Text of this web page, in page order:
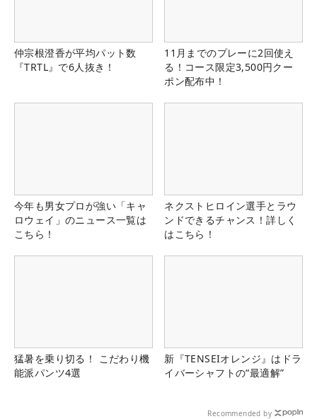
仲宗根澄香が平均パット数
『TRTL』で6人抜き！
11月までのプレーに2回使え
る！コース限定3,500円クー
ポン配布中！
今年も男女プロが強い「キャ
ロウェイ」のニュース一覧は
こちら！
ネクストヒロイン選手とラウ
ンドできるチャンス！詳しく
はこちら！
猛暑を乗り切る！ こだわり機
能派パンツ4選
新『TENSEIオレンジ』はドラ
イバーシャフトの“最適解”
Recommended by